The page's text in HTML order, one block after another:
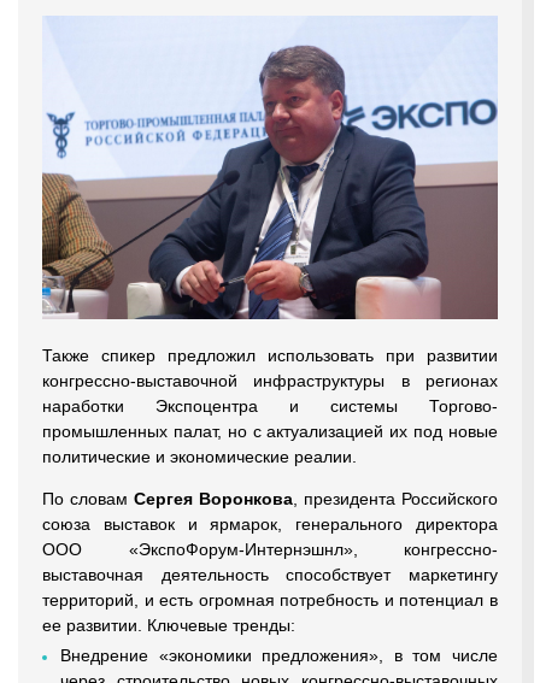
Также спикер предложил использовать при развитии
конгрессно-выставочной инфраструктуры в регионах
наработки Экспоцентра и системы Торгово-
промышленных палат, но с актуализацией их под новые
политические и экономические реалии.
По словам Сергея Воронкова , президента Российского
союза выставок и ярмарок, генерального директора
ООО «ЭкспоФорум-Интернэшнл», конгрессно-
выставочная деятельность способствует маркетингу
территорий, и есть огромная потребность и потенциал в
ее развитии. Ключевые тренды:
Внедрение «экономики предложения», в том числе